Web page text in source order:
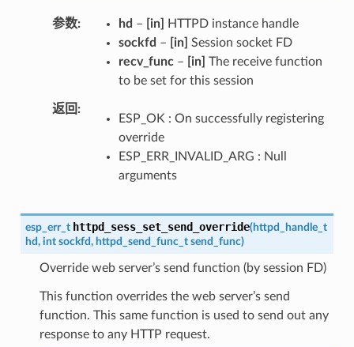
参数 hd – [in]
HTTPD instance handle
sockfd – [in] Session socket FD
recv_func– [in] The receive function
to be set for this session
返回
ESP_OK : On successfully registering
override
ESP_ERR_INVALID_ARG : Null
arguments
esp_err_t httpd_sess_set_send_override(httpd_handle_t
hd, int sockfd, httpd_send_func_t send_func)
Override web server’s send function (by session FD)
This function overrides the web server’s send
function. This same function is used to send out any
response to any HTTP request.